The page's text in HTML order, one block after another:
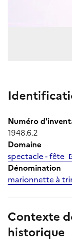
Numéro
1948.6.2
Domaine
spectacle - fête
Dénomination
marionnette à
Contexte
historique